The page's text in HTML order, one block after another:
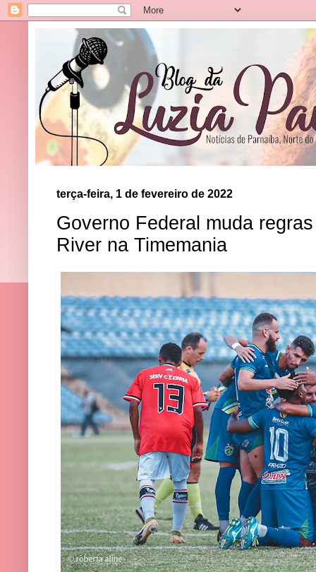
terça-feira, 1 de fevereiro de 2022
Governo Federal muda
River na Timemania